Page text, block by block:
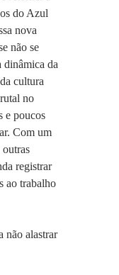
do Azul
nova
não se
dinâmica da
cultura
no
e poucos
Com um
outras
registrar
ao trabalho
não alastrar